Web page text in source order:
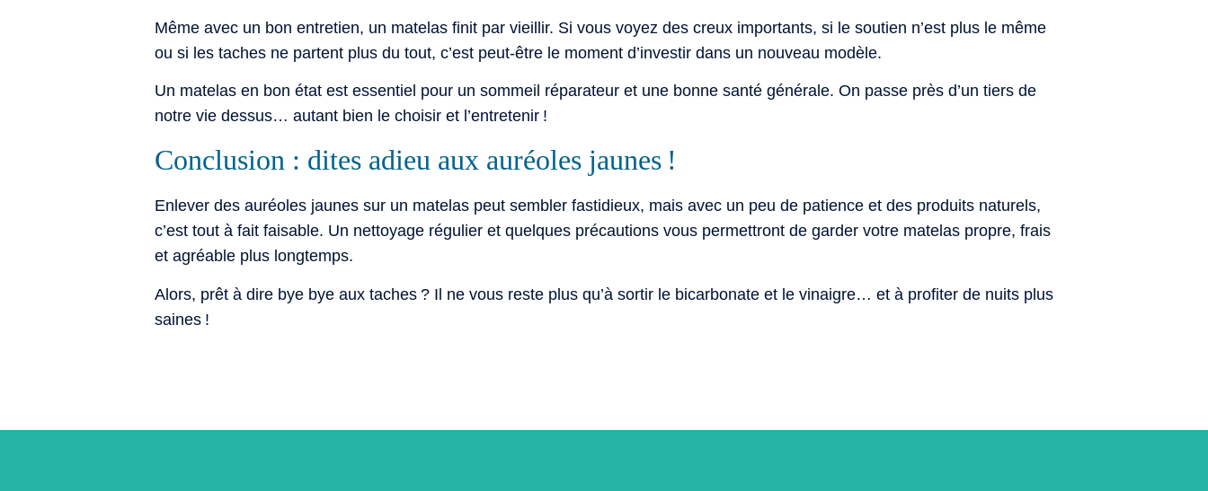
Même avec un bon entretien, un matelas finit par vieillir. Si vous voyez des creux importants, si le soutien n’est plus le même
ou si les taches ne partent plus du tout, c’est peut-être le moment d’investir dans un nouveau modèle.
Un matelas en bon état est essentiel pour un sommeil réparateur et une bonne santé générale. On passe près d’un tiers de
notre vie dessus… autant bien le choisir et l’entretenir !
Conclusion : dites adieu aux auréoles jaunes !
Enlever des auréoles jaunes sur un matelas peut sembler fastidieux, mais avec un peu de patience et des produits naturels,
c’est tout à fait faisable. Un nettoyage régulier et quelques précautions vous permettront de garder votre matelas propre, frais
et agréable plus longtemps.
Alors, prêt à dire bye bye aux taches ? Il ne vous reste plus qu’à sortir le bicarbonate et le vinaigre… et à profiter de nuits plus
saines !